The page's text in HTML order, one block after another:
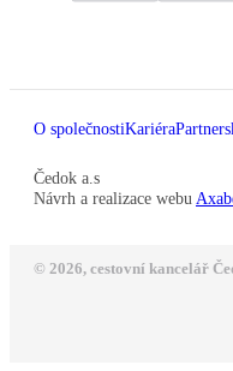
O společnostiKariéra
Čedok a.s
Návrh a realizace webu
© 2026, cestovní kancelář